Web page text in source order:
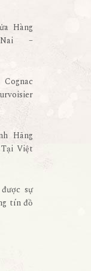
Hàng
–
Hãng
Việt
sự
tín đồ